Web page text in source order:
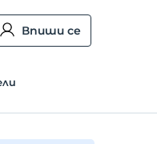
Впиши се